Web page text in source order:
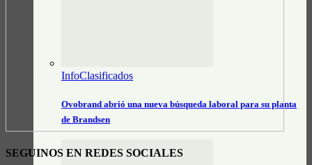
InfoClasificados
Ovobrand abrió una nueva búsqueda laboral para su planta
de Brandsen
SEGUINOS EN REDES SOCIALES